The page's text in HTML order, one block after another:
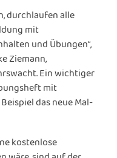
durchlaufen alle
mit
und Übungen“,
Ziemann,
Ein wichtiger
mit
das neue Mal-
kostenlose